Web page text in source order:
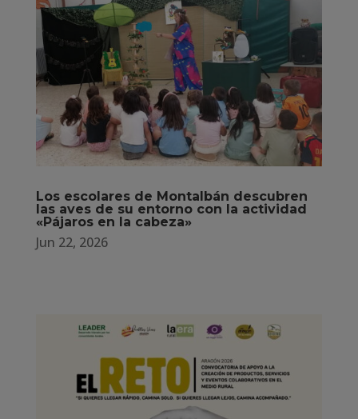
Los escolares de Montalbán descubren
las aves de su entorno con la actividad
«Pájaros en la cabeza»
Jun 22, 2026